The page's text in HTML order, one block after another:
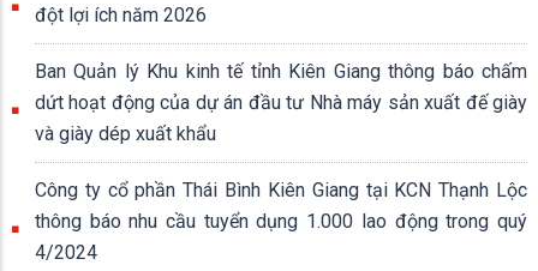
đột lợi ích năm 2026
Ban Quản lý Khu kinh tế tỉnh Kiên Giang thông báo chấm
dứt hoạt động của dự án đầu tư Nhà máy sản xuất đế giày
và giày dép xuất khẩu
Công ty cổ phần Thái Bình Kiên Giang tại KCN Thạnh Lộc
thông báo nhu cầu tuyển dụng 1.000 lao động trong quý
4/2024